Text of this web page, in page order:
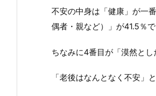
不安の中身は「健康」が一
偶者・親など）」が41.5％で
ちなみに4番目が「漠然とし
「老後はなんとなく不安」